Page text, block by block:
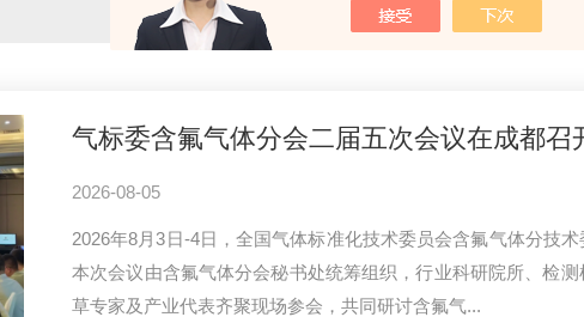
2026-08-05
2026年8月3日-4日，全国气体标准化技术委员会含氟气体分技
本次会议由含氟气体分会秘书处统筹组织，行业科研院所、检
草专家及产业代表齐聚现场参会，共同研讨含氟气...